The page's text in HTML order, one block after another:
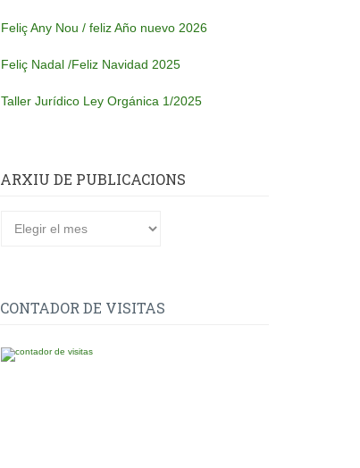
Feliç Any Nou / feliz Año nuevo 2026
Feliç Nadal /Feliz Navidad 2025
Taller Jurídico Ley Orgánica 1/2025
ARXIU DE PUBLICACIONS
CONTADOR DE VISITAS